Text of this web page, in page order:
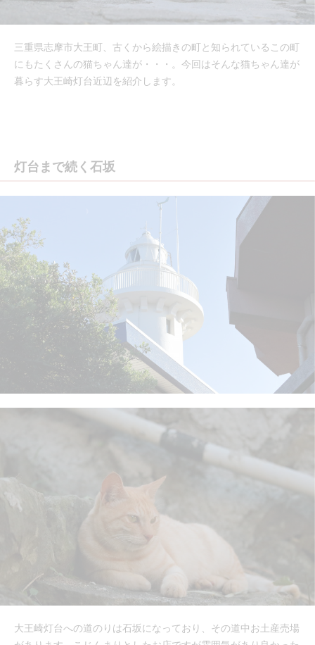
三重県志摩市大王町、古くから絵描きの町と知られているこの町
にもたくさんの猫ちゃん達が・・・。今回はそんな猫ちゃん達が
暮らす大王崎灯台近辺を紹介します。
灯台まで続く石坂
大王崎灯台への道のりは石坂になっており、その道中お土産売場